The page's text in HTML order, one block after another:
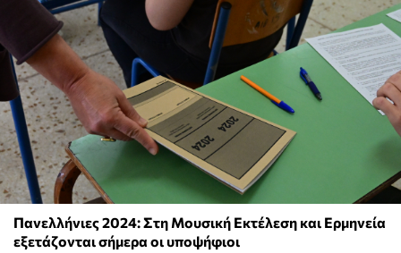
Πανελλήνιες 2024: Στη Μουσική Εκτέλεση και Ερμηνεία
εξετάζονται σήμερα οι υποψήφιοι